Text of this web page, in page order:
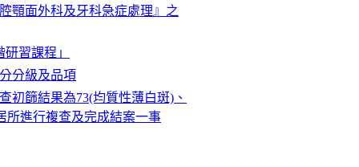
顎面外科及牙科急症處理』之
習課程」
分級及品項
初篩結果為73(均質性薄白斑)、
所進行複查及完成結案一事